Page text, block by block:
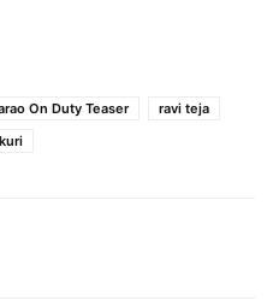
On Duty Teaser
ravi teja